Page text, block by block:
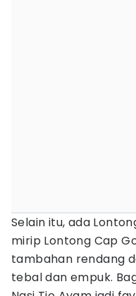
Selain itu, ada
mirip Lontong Cap
tambahan rendang
tebal dan empuk.